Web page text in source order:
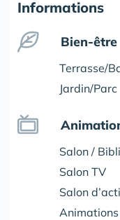
Informations
Bien-être
Terrasse/
Jardin/Parc
Salon /
Salon TV
Salon